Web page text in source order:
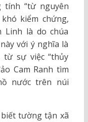
“từ nguyên
kiểm chứng,
Linh là do chúa
với ý nghĩa là
sự việc “thủy
Cam Ranh tìm
nước trên núi
tường tận xã